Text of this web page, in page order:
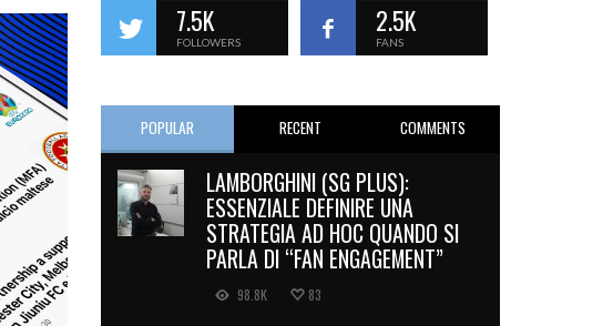
7.5K
FOLLOWERS
2.5K
FANS
POPULAR RECENT COMMENTS
LAMBORGHINI (SG PLUS):
ESSENZIALE DEFINIRE UNA
STRATEGIA AD HOC QUANDO SI
PARLA DI “FAN ENGAGEMENT”
98.8K 83